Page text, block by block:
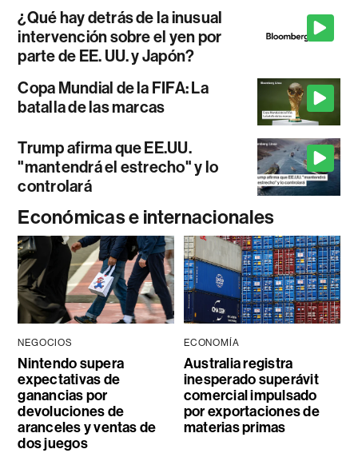
¿Qué hay detrás de la inusual
intervención sobre el yen por
parte de EE. UU. y Japón?
Copa Mundial de la FIFA: La
batalla de las marcas
Trump afirma que EE.UU.
"mantendrá el estrecho" y lo
controlará
Económicas e internacionales
NEGOCIOS
Nintendo supera
expectativas de
ganancias por
devoluciones de
aranceles y ventas de
dos juegos
ECONOMÍA
Australia registra
inesperado superávit
comercial impulsado
por exportaciones de
materias primas